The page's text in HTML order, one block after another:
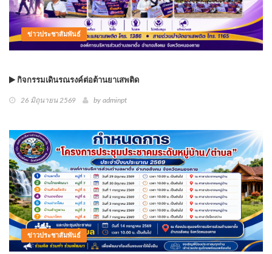
ข่าวประชาสัมพันธ์
กิจกรรมเดินรณรงค์ต่อต้านยาเสพติด
26 มิถุนายน 2569 by adminpt
ข่าวประชาสัมพันธ์